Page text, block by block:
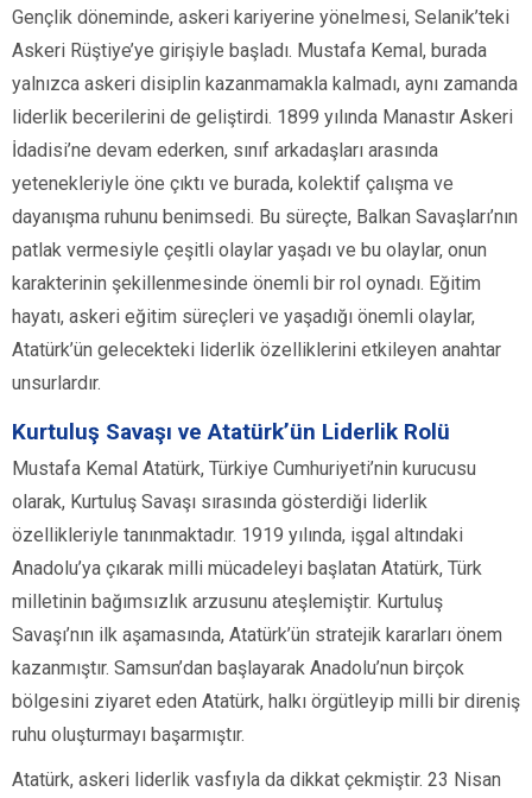
Gençlik döneminde, askeri kariyerine yönelmesi, Selanik’teki
Askeri Rüştiye’ye girişiyle başladı. Mustafa Kemal, burada
yalnızca askeri disiplin kazanmamakla kalmadı, aynı zamanda
liderlik becerilerini de geliştirdi. 1899 yılında Manastır Askeri
İdadisi’ne devam ederken, sınıf arkadaşları arasında
yetenekleriyle öne çıktı ve burada, kolektif çalışma ve
dayanışma ruhunu benimsedi. Bu süreçte, Balkan Savaşları’nın
patlak vermesiyle çeşitli olaylar yaşadı ve bu olaylar, onun
karakterinin şekillenmesinde önemli bir rol oynadı. Eğitim
hayatı, askeri eğitim süreçleri ve yaşadığı önemli olaylar,
Atatürk’ün gelecekteki liderlik özelliklerini etkileyen anahtar
unsurlardır.
Kurtuluş Savaşı ve Atatürk’ün Liderlik Rolü
Mustafa Kemal Atatürk, Türkiye Cumhuriyeti’nin kurucusu
olarak, Kurtuluş Savaşı sırasında gösterdiği liderlik
özellikleriyle tanınmaktadır. 1919 yılında, işgal altındaki
Anadolu’ya çıkarak milli mücadeleyi başlatan Atatürk, Türk
milletinin bağımsızlık arzusunu ateşlemiştir. Kurtuluş
Savaşı’nın ilk aşamasında, Atatürk’ün stratejik kararları önem
kazanmıştır. Samsun’dan başlayarak Anadolu’nun birçok
bölgesini ziyaret eden Atatürk, halkı örgütleyip milli bir direniş
ruhu oluşturmayı başarmıştır.
Atatürk, askeri liderlik vasfıyla da dikkat çekmiştir. 23 Nisan